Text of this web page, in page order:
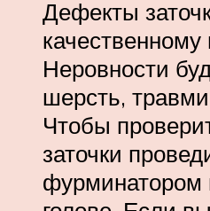
Дефекты
Неровности
шерсть,
Чтобы
заточки
фурминатором